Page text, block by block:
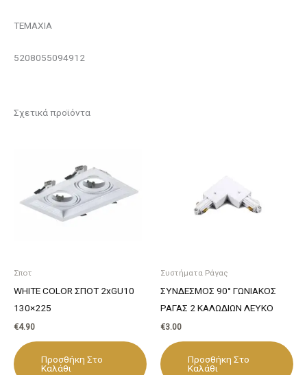
ΤΕΜΑΧΙΑ
5208055094912
Σχετικά προϊόντα
Σποτ
WHITE COLOR ΣΠΟΤ 2xGU10
130×225
€4.90
Προσθήκη Στο
Καλάθι
Συστήματα Ράγας
ΣΥΝΔΕΣΜΟΣ 90° ΓΩΝΙΑΚΟΣ
ΡΑΓΑΣ 2 ΚΑΛΩΔΙΩΝ ΛΕΥΚΟ
€3.00
Προσθήκη Στο
Καλάθι